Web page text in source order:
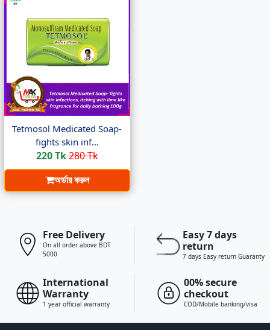
Tetmosol Medicated Soap-
fights skin inf...
220 Tk280 Tk
অর্ডার করুন
Free Delivery
On all order above BDT
5000
Easy 7 days
return
7 days Easy return Guaranty
International
Warranty
1 year official warranty
00% secure
checkout
COD/Mobile banking/visa